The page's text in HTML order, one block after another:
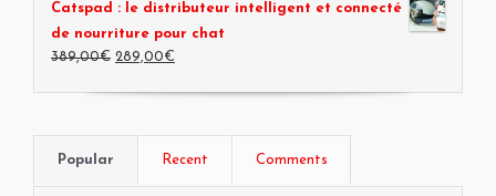
Catspad : le distributeur intelligent et connecté
de nourriture pour chat
389,00€ 289,00€
Popular Recent Comments